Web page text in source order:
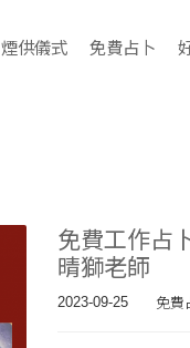
煙供儀式 免費占卜
免費工作占
晴獅老師
2023-09-25 免費